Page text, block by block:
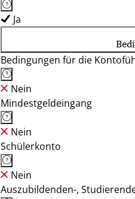
Ja
Bedingungen für die
Nein
Mindestgeldeingang
Nein
Schülerkonto
Nein
Auszubildenden-,